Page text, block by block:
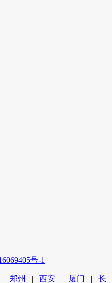
号-1
| 郑州 | 西安 | 厦门 | 长